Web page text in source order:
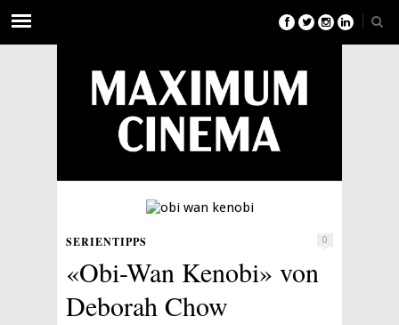
SERIENTIPPS 0
«Obi-Wan Kenobi» von
Deborah Chow